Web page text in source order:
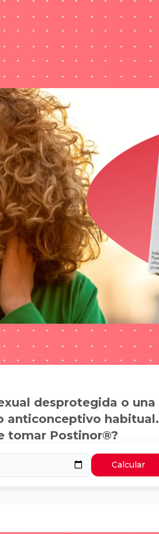
desprotegida o una
anticonceptivo habitual.
tomar Postinor®?
Calcular